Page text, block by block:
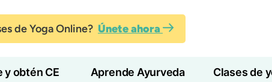
de Yoga Online? Únete ahora
y obtén CE Aprende Ayurveda Clases de